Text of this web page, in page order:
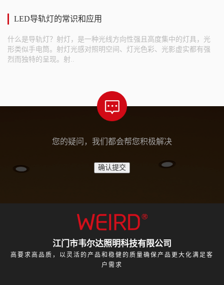
LED导轨灯的常识和应用
什么是导轨灯？射灯，是一种光线方向性强且高度集中的灯具，光
形类似手电筒。射灯光感对照明空间、灯光色彩、光影虚实都有强
烈而独特的呈现。射..
您的疑问，我们都会帮您积极解决
江门市韦尔达照明科技有限公司
高要求高品质，以灵活的产品和稳健的质量确保产品更大化满足客
户需求